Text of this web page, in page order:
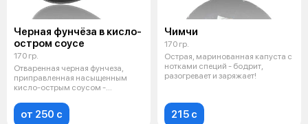
Черная фунчёза в кисло-
остром соусе
170 гр.
Отваренная черная фунчеза,
приправленная насыщенным
кисло-острым соусом -
от 250 c
Чимчи
170 гр.
Острая, маринованная капуста с
нотками специй - бодрит,
разогревает и заряжает!
215 c